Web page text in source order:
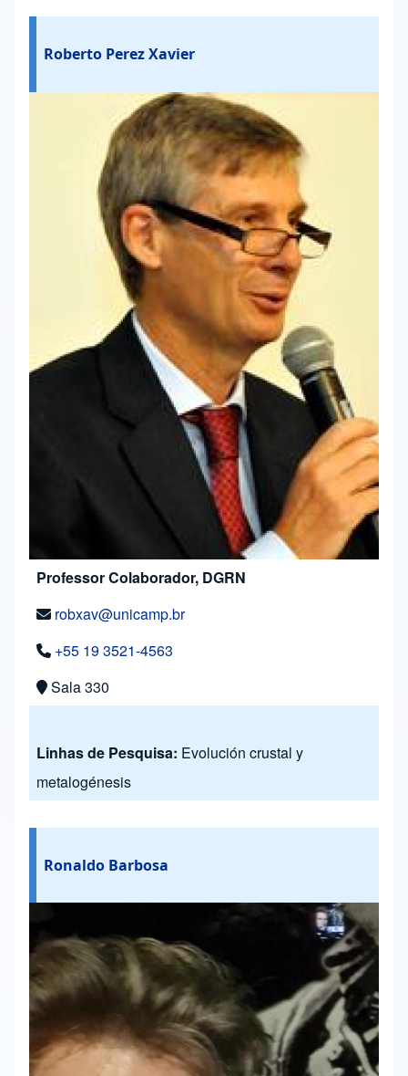
Roberto Perez Xavier
Professor Colaborador, DGRN
robxav@unicamp.br
+55 19 3521-4563
Sala 330
Linhas de Pesquisa: Evolución crustal y
metalogénesis
Ronaldo Barbosa